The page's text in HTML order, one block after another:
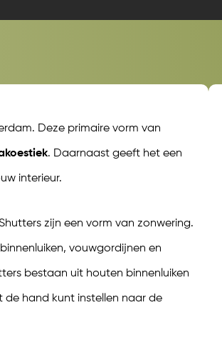
Deze primaire vorm van
. Daarnaast geeft het een
interieur.
zijn een vorm van zonwering.
vouwgordijnen en
bestaan uit houten binnenluiken
de hand kunt instellen naar de